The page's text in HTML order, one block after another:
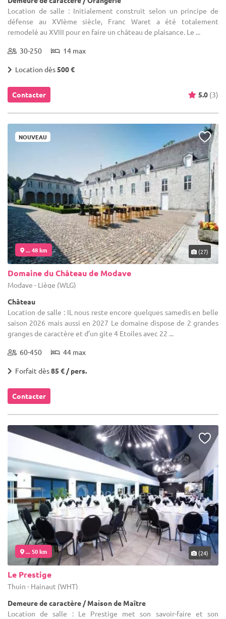
Location de salle : Initialement construit selon un principe de
défense au XVIème siècle, Franc Waret a été totalement
remodelé au XVIII pour en faire un château de plaisance. Le ...
30-250 14 max
Location dès500 €
Contacter 5.0 (3)
NOUVEAU
... 48 km (27)
Domaine du Château de Modave
Modave - Liège (WLG)
Château
Location de salle : IL nous reste encore quelques samedis en belle
saison 2026 mais aussi en 2027 Le domaine dispose de 2 grandes
granges de caractère et d’un gite 4 Etoiles avec 22 ...
60-450 44 max
Forfait dès85 € / pers.
Contacter
... 50 km (24)
Le Prestige
Thuin - Hainaut (WHT)
Demeure de caractère / Maison de Maître
Location de salle : Le Prestige met son savoir-faire et son